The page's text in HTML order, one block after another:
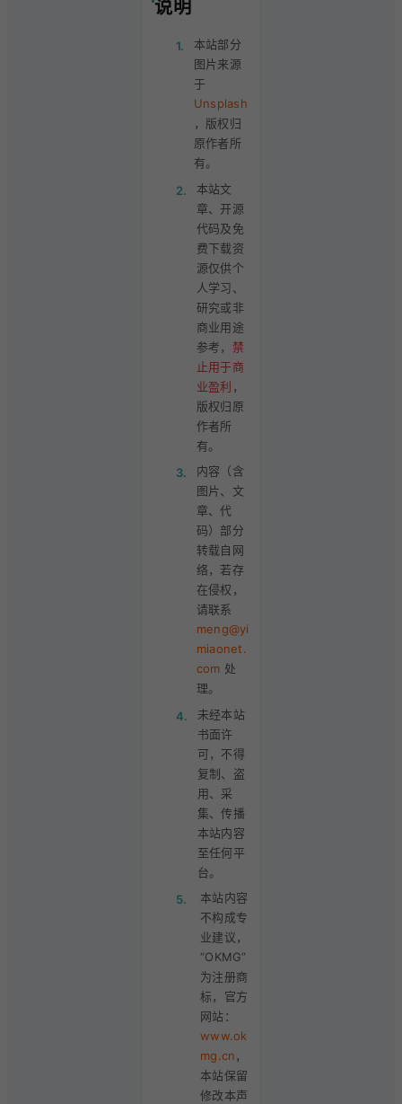
说明
1.
本站部分
图片来源
于
Unsplash
，版权归
原作者所
有。
2.
本站文
章、开源
代码及免
费下载资
源仅供个
人学习、
研究或非
商业用途
参考， 禁
止用于商
业盈利 ，
版权归原
作者所
有。
3.
内容（含
图片、文
章、代
码）部分
转载自网
络，若存
在侵权，
请联系
meng@yi
miaonet.
com 处
理。
4.
未经本站
书面许
可，不得
复制、盗
用、采
集、传播
本站内容
至任何平
台。
5.
本站内容
不构成专
业建议，
“OKMG”
为注册商
标，官方
网站：
www.ok
mg.cn，
本站保留
修改本声